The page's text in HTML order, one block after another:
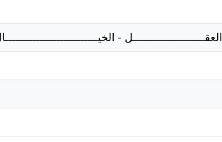
العقـــــــــــــــــــــل -